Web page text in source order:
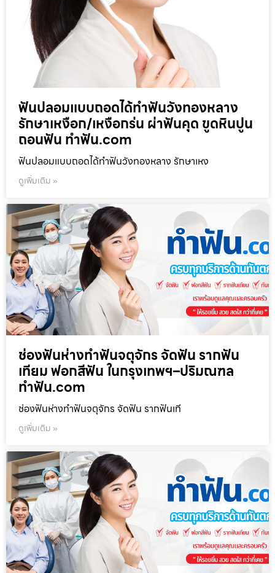
ฟันปลอมแบบถอดได้ทำฟันวังทองหลาง
รักษาเหงือก/เหงือกร่น ผ่าฟันคุด ขูดหินปูน
ถอนฟัน ทำฟัน.com
ฟันปลอมแบบถอดได้ทำฟันวังทองหลาง รักษาเหง
ดูเพิ่มเติม »
ช่องฟันห่างทำฟันจตุจักร จัดฟัน รากฟัน
เทียม ฟอกสีฟัน ในกรุงเทพฯ–ปริมณฑล
ทำฟัน.com
ช่องฟันห่างทำฟันจตุจักร จัดฟัน รากฟันเที
ดูเพิ่มเติม »